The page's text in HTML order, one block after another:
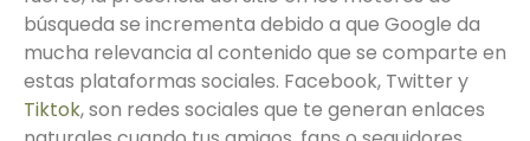
búsqueda se incrementa debido a que Google da
mucha relevancia al contenido que se comparte en
estas plataformas sociales. Facebook, Twitter y
Tiktok, son redes sociales que te generan enlaces